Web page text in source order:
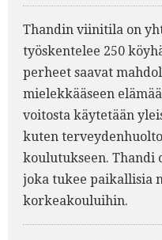
Thandin viinitila on
työskentelee 250
perheet saavat
mielekkääseen
voitosta käytetään
kuten
koulutukseen. Thandi
joka tukee paikallisia
korkeakouluihin.